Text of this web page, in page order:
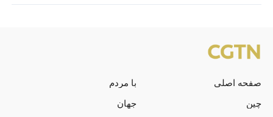
صفحه اصلی
با مردم
چین
جهان